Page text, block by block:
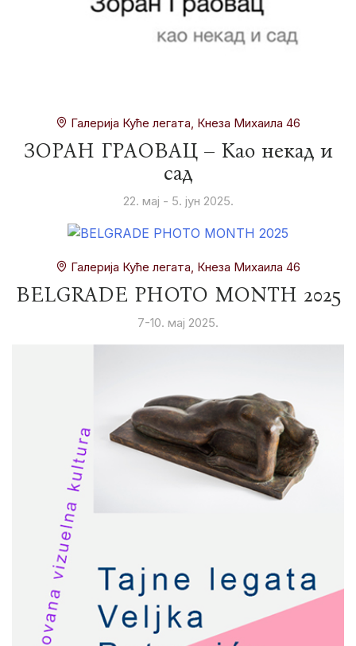
Галерија Куће легата, Кнеза Михаила 46
ЗОРАН ГРАОВАЦ – Као некад и
сад
22. мај - 5. јун 2025.
Галерија Куће легата, Кнеза Михаила 46
BELGRADE PHOTO MONTH 2025
7-10. мај 2025.